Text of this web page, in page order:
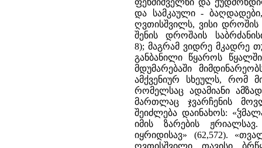
ფეხშიშველნი და
და სამკაული - ბაღდადები,
ღვთისშვილს, ვისი
შენის დროშაის
8); მაგრამ ვიდრე მკადრე
განბანილი წყაროს
მდუმარებაში
ამქვენიურ სხეულს, რომ
რომელსაც ადამიანი
მართლაც ჯვარჩენის
შეიძლება დაინახოს:
იმის ზარების
იყრიდისავ» (62,572).